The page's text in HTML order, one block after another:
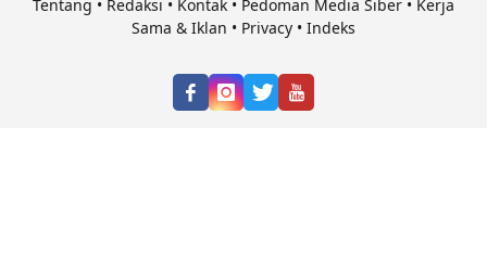
Tentang • Redaksi • Kontak • Pedoman Media Siber • Kerja
Sama & Iklan • Privacy • Indeks